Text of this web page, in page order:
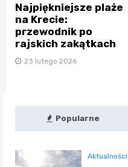
Najpiękniejsze plaże
na Krecie:
przewodnik po
rajskich zakątkach
23 lutego 2026
Popularne
Aktualności